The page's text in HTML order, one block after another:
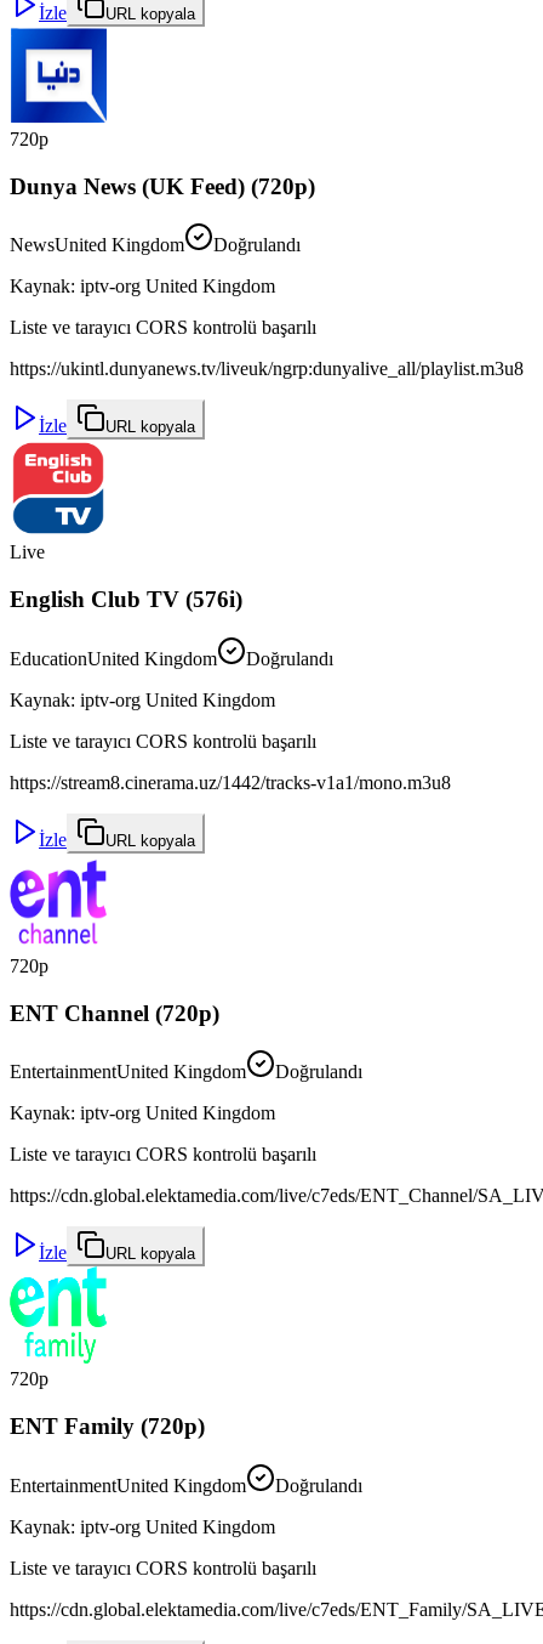
İzle URL kopyala
720p
Dunya News (UK Feed) (720p)
NewsUnited Kingdom
Doğrulandı
Kaynak: iptv-org United Kingdom
Liste ve tarayıcı CORS kontrolü başarılı
https://ukintl.dunyanews.tv/liveuk/ngrp:dunyalive_all/playlist.m3u8
İzle URL kopyala
Live
English Club TV (576i)
EducationUnited Kingdom
Doğrulandı
Kaynak: iptv-org United Kingdom
Liste ve tarayıcı CORS kontrolü başarılı
https://stream8.cinerama.uz/1442/tracks-v1a1/mono.m3u8
İzle URL kopyala
720p
ENT Channel (720p)
EntertainmentUnited Kingdom
Doğrulandı
Kaynak: iptv-org United Kingdom
Liste ve tarayıcı CORS kontrolü başarılı
https://cdn.global.elektamedia.com/live/c7eds/ENT_Channel/
İzle URL kopyala
720p
ENT Family (720p)
EntertainmentUnited Kingdom
Doğrulandı
Kaynak: iptv-org United Kingdom
Liste ve tarayıcı CORS kontrolü başarılı
https://cdn.global.elektamedia.com/live/c7eds/ENT_Family/